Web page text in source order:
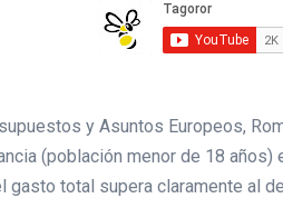
y Asuntos Europeos,
(población menor de 18
total supera claramente al